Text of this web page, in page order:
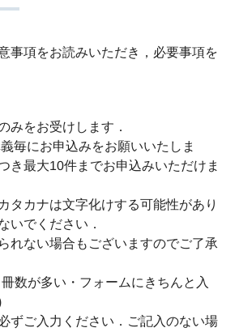
事項をお読みいただき，必要事項を
みをお受けします．
毎にお申込みをお願いいたしま
き最大10件までお申込みいただけま
タカナは文字化けする可能性があり
いでください．
れない場合もございますのでご了承
数が多い・フォームにきちんと入
ずご入力ください．ご記入のない場